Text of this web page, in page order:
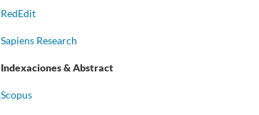
RedEdit
Sapiens Research
Indexaciones & Abstract
Scopus